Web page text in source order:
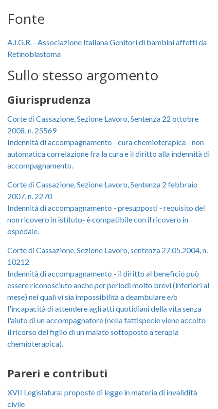
Fonte
A.I.G.R. - Associazione Italiana Genitori di bambini affetti da
Retinoblastoma
Sullo stesso argomento
Giurisprudenza
Corte di Cassazione, Sezione Lavoro, Sentenza 22 ottobre
2008, n. 25569
Indennità di accompagnamento - cura chemioterapica - non
automatica correlazione fra la cura e il diritto alla indennità di
accompagnamento.
Corte di Cassazione, Sezione Lavoro, Sentenza 2 febbraio
2007, n. 2270
Indennità di accompagnamento - presupposti - requisito del
non ricovero in istituto- è compatibile con il ricovero in
ospedale.
Corte di Cassazione, Sezione Lavoro, sentenza 27.05.2004, n.
10212
Indennità di accompagnamento - il diritto al beneficio può
essere riconosciuto anche per periodi molto brevi (inferiori al
mese) nei quali vi sia impossibilità a deambulare e/o
l'incapacità di attendere agli atti quotidiani della vita senza
l'aiuto di un accompagnatore (nella fattispecie viene accolto
il ricorso del figlio di un malato sottoposto a terapia
chemioterapica).
Pareri e contributi
XVII Legislatura: proposte di legge in materia di invalidità
civile